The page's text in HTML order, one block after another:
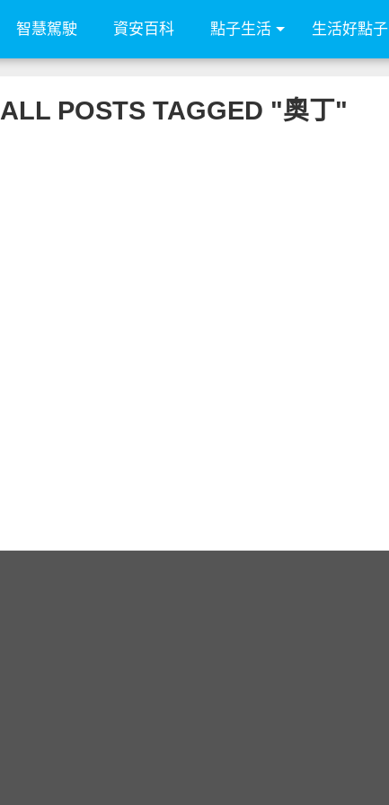
智慧駕駛 資安百科 點子生活 生活好點子
ALL POSTS TAGGED "奧丁"